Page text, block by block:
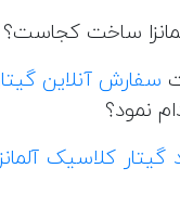
ساخت کجاست؟
سفارش آنلاین
نمود؟
کلاسیک